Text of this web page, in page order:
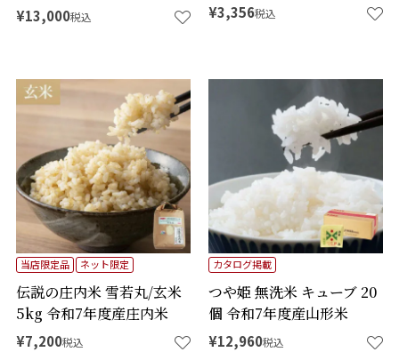
¥13,000税込 ¥3,356税込
伝説の庄内米 雪若丸/玄米
5kg 令和7年度産庄内米
当店限定品 ネット限定
¥7,200税込
つや姫 無洗米 キューブ 20
個 令和7年度産山形米
カタログ掲載
¥12,960税込